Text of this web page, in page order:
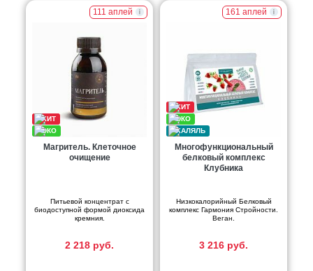
111 аплей
Магритель. Клеточное
очищение
Питьевой концентрат с
биодоступной формой диоксида
кремния.
2 218 руб.
161 аплей
Многофункциональный
белковый комплекс
Клубника
Низкокалорийный Белковый
комплекс Гармония Стройности.
Веган.
3 216 руб.